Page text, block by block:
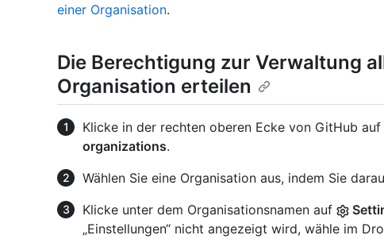
einer Organisation.
Die Berechtigung zur Verwaltung
Organisation erteilen
Klicke in der rechten oberen Ecke von GitHub
organizations.
Wählen Sie eine Organisation aus, indem Sie
Klicke unter dem Organisationsnamen auf
„Einstellungen“ nicht angezeigt wird, wähle im